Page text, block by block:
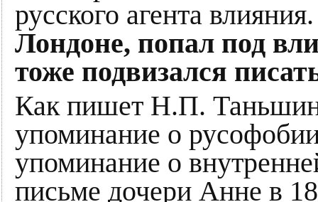
русского агента
Лондоне, попал под
тоже подвизался
Как пишет Н.П.
упоминание о
упоминание о
письме дочери Анне в